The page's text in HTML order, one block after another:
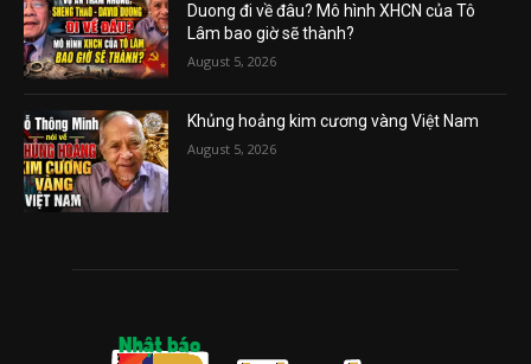
Duong đi về đâu? Mô hình XHCN của Tô
Lâm bao giờ sẽ thành?
August 5, 2026
Khủng hoảng kim cương vàng Việt Nam
August 5, 2026